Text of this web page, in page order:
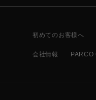
初めてのお客様へ
会社情報